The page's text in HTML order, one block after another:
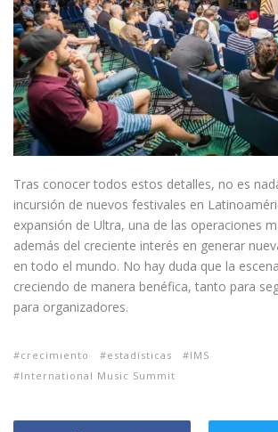
Tras conocer todos estos detalles, no es
incursión de nuevos festivales en
expansión de Ultra, una de las operaciones
además del creciente interés en generar
en todo el mundo. No hay duda que la
creciendo de manera benéfica, tanto para
para organizadores.
crecimiento estadísticas
IMS
International Music Summit